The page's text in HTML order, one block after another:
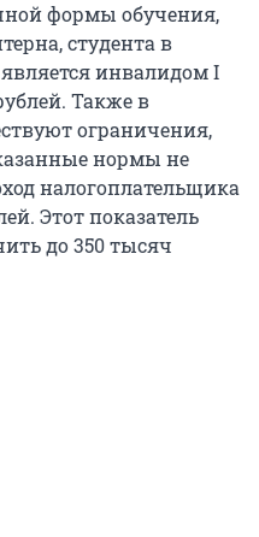
формы обучения,
студента в
является инвалидом I
Также в
ограничения,
нормы не
налогоплательщика
Этот показатель
до 350 тысяч